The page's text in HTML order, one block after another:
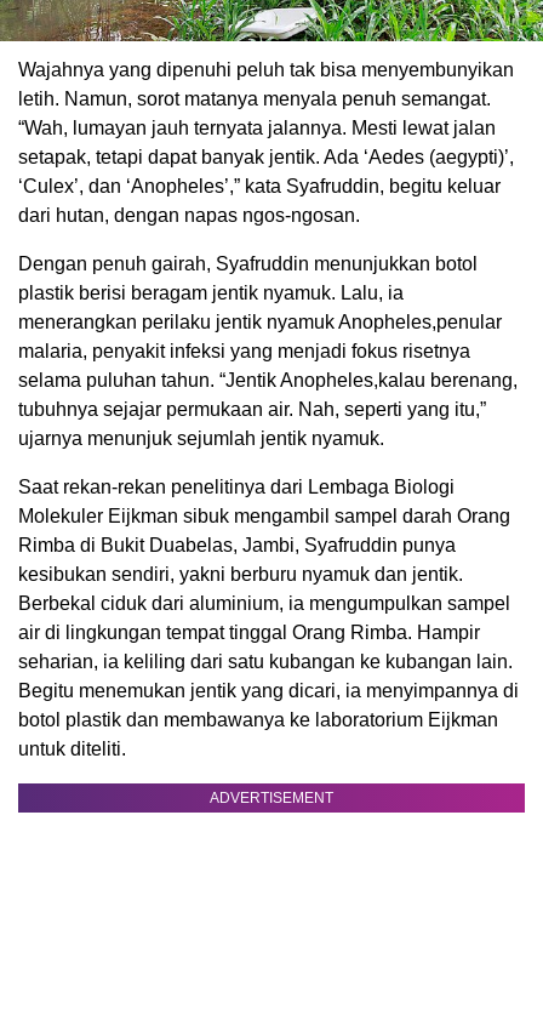
Wajahnya yang dipenuhi peluh tak bisa menyembunyikan
letih. Namun, sorot matanya menyala penuh semangat.
“Wah, lumayan jauh ternyata jalannya. Mesti lewat jalan
setapak, tetapi dapat banyak jentik. Ada ‘Aedes (aegypti)’,
‘Culex’, dan ‘Anopheles’,” kata Syafruddin, begitu keluar
dari hutan, dengan napas ngos-ngosan.
Dengan penuh gairah, Syafruddin menunjukkan botol
plastik berisi beragam jentik nyamuk. Lalu, ia
menerangkan perilaku jentik nyamuk Anopheles,penular
malaria, penyakit infeksi yang menjadi fokus risetnya
selama puluhan tahun. “Jentik Anopheles,kalau berenang,
tubuhnya sejajar permukaan air. Nah, seperti yang itu,”
ujarnya menunjuk sejumlah jentik nyamuk.
Saat rekan-rekan penelitinya dari Lembaga Biologi
Molekuler Eijkman sibuk mengambil sampel darah Orang
Rimba di Bukit Duabelas, Jambi, Syafruddin punya
kesibukan sendiri, yakni berburu nyamuk dan jentik.
Berbekal ciduk dari aluminium, ia mengumpulkan sampel
air di lingkungan tempat tinggal Orang Rimba. Hampir
seharian, ia keliling dari satu kubangan ke kubangan lain.
Begitu menemukan jentik yang dicari, ia menyimpannya di
botol plastik dan membawanya ke laboratorium Eijkman
untuk diteliti.
ADVERTISEMENT